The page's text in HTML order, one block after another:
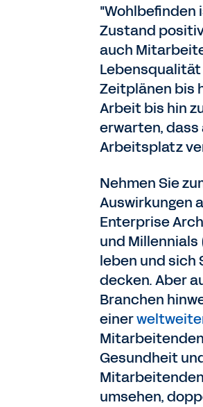
"Wohlbefinden
Zustand
auch
Lebensqualität
Zeitplänen bis
Arbeit bis hin
erwarten, dass
Arbeitsplatz
Nehmen Sie
Auswirkungen
Enterprise
und Millennials
leben und sich
decken. Aber
Branchen
einer
Gesundheit
umsehen,